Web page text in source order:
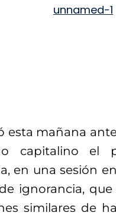
esta mañana
capitalino el
en una sesión
ignorancia, que
similares de